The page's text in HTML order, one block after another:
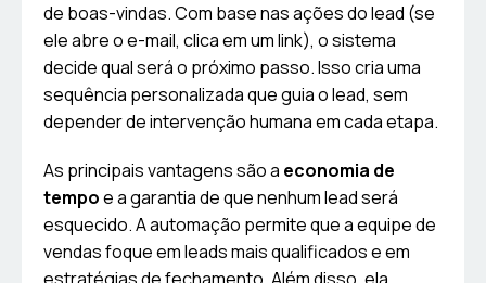
de boas-vindas. Com base nas ações do lead (se
ele abre o e-mail, clica em um link), o sistema
decide qual será o próximo passo. Isso cria uma
sequência personalizada que guia o lead, sem
depender de intervenção humana em cada etapa.
As principais vantagens são a economia de
tempoe a garantia de que nenhum lead será
esquecido. A automação permite que a equipe de
vendas foque em leads mais qualificados e em